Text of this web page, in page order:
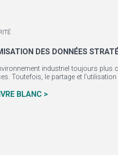
DES DONNÉES
industriel toujours
Toutefois, le partage et
BLANC >